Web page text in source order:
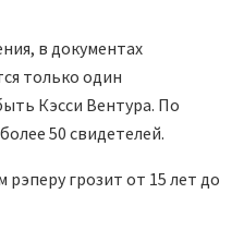
в документах
только один
Кэсси Вентура. По
50 свидетелей.
грозит от 15 лет до